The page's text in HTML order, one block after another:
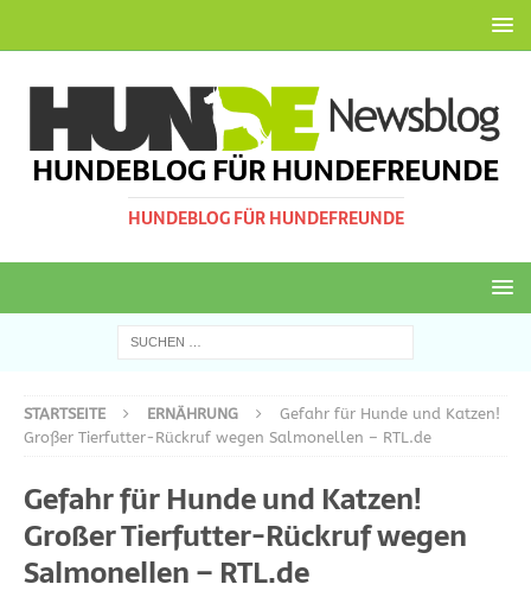
HUNDEBLOG FÜR HUNDEFREUNDE
HUNDEBLOG FÜR HUNDEFREUNDE
STARTSEITE ERNÄHRUNG
Gefahr für Hunde und Katzen!
Großer Tierfutter-Rückruf wegen Salmonellen – RTL.de
Gefahr für Hunde und Katzen!
Großer Tierfutter-Rückruf wegen
Salmonellen – RTL.de